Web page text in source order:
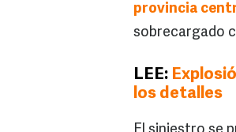
provincia
sobrecargado
LEE:
los detalles